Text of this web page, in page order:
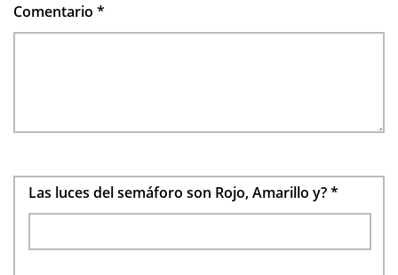
Comentario *
Las luces del semáforo son Rojo, Amarillo y?*